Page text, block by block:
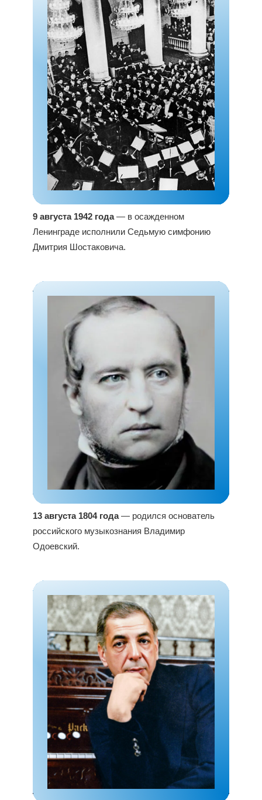
9 августа 1942 года— в осажденном
Ленинграде исполнили Седьмую симфонию
Дмитрия Шостаковича.
13 августа 1804 года— родился основатель
российского музыкознания Владимир
Одоевский.